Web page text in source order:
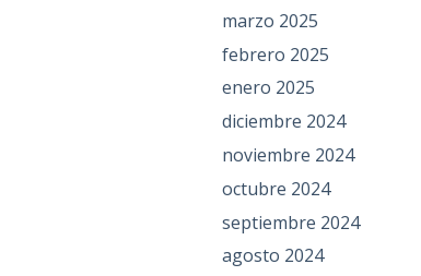
marzo 2025
febrero 2025
enero 2025
diciembre 2024
noviembre 2024
octubre 2024
septiembre 2024
agosto 2024